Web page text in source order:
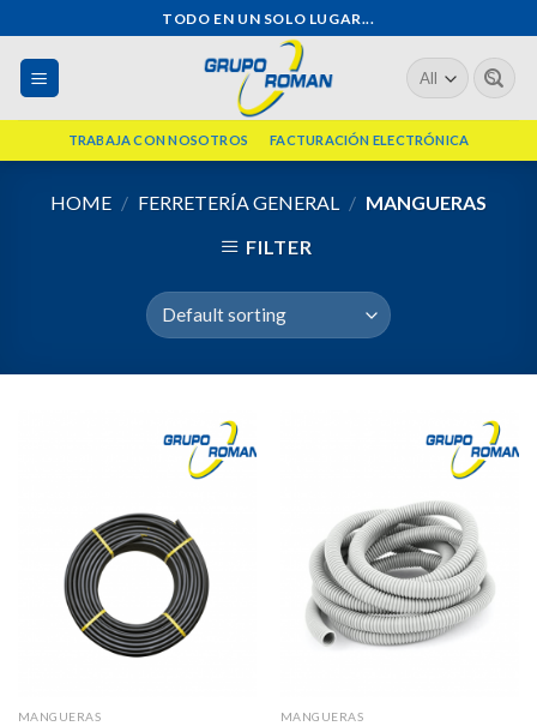
to
content
TODO EN UN SOLO LUGAR...
Search
for:
TRABAJA CON NOSOTROS FACTURACIÓN ELECTRÓNICA
HOME / FERRETERÍA GENERAL / MANGUERAS
FILTER
MANGUERAS MANGUERAS